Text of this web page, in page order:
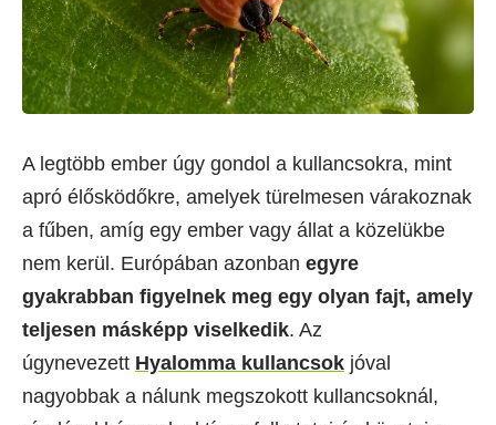
A legtöbb ember úgy gondol a kullancsokra, mint
apró élősködőkre, amelyek türelmesen várakoznak
a fűben, amíg egy ember vagy állat a közelükbe
nem kerül. Európában azonban egyre
gyakrabban figyelnek meg egy olyan fajt, amely
teljesen másképp viselkedik. Az
úgynevezett Hyalomma kullancsok jóval
nagyobbak a nálunk megszokott kullancsoknál,